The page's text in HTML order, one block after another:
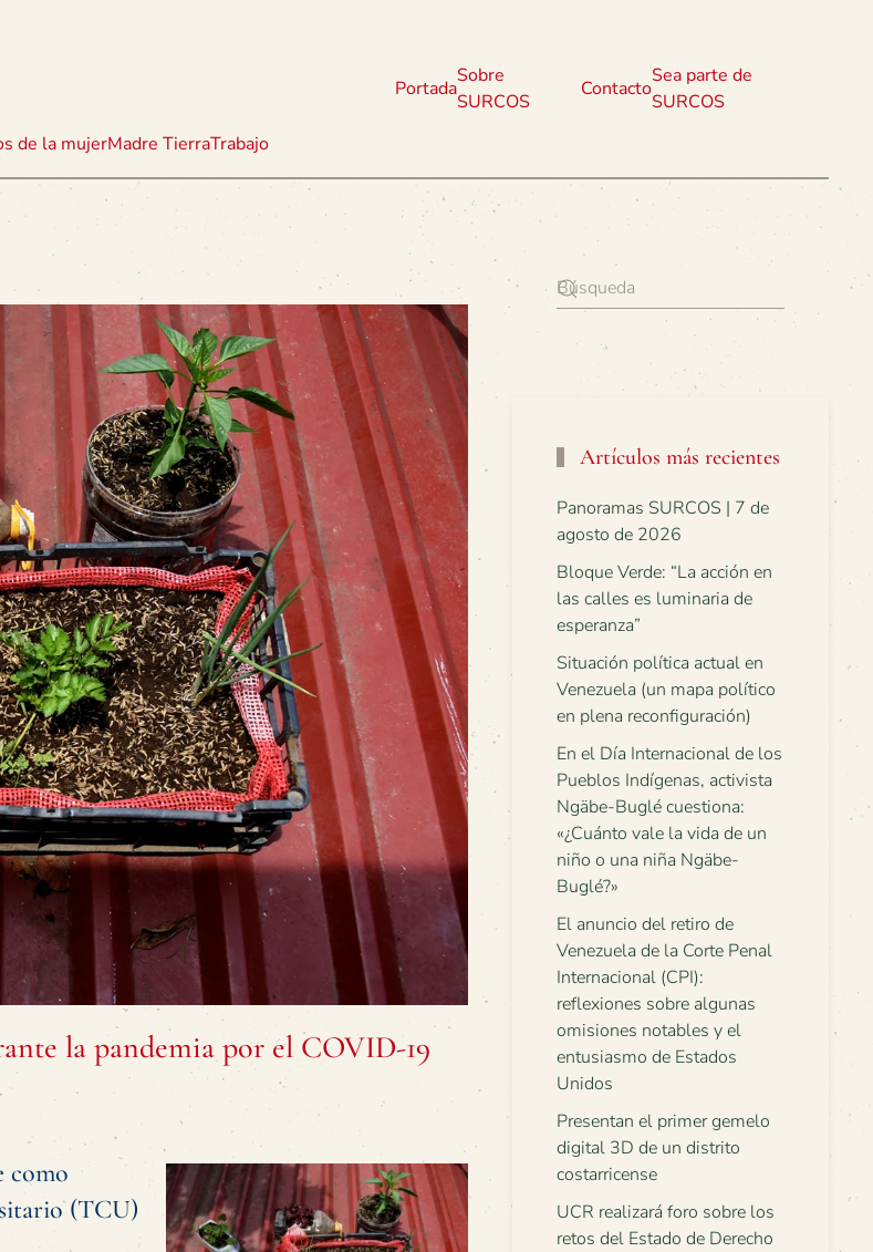
de la mujerMadre TierraTrabajo
Portada
Sobre
SURCOS
Contacto
Sea parte de
SURCOS
la pandemia por el COVID-19
como
(TCU)
Artículos más recientes
Panoramas SURCOS | 7 de
agosto de 2026
Bloque Verde: “La acción en
las calles es luminaria de
esperanza”
Situación política actual en
Venezuela (un mapa político
en plena reconfiguración)
En el Día Internacional de los
Pueblos Indígenas, activista
Ngäbe-Buglé cuestiona:
«¿Cuánto vale la vida de un
niño o una niña Ngäbe-
Buglé?»
El anuncio del retiro de
Venezuela de la Corte Penal
Internacional (CPI):
reflexiones sobre algunas
omisiones notables y el
entusiasmo de Estados
Unidos
Presentan el primer gemelo
digital 3D de un distrito
costarricense
UCR realizará foro sobre los
retos del Estado de Derecho